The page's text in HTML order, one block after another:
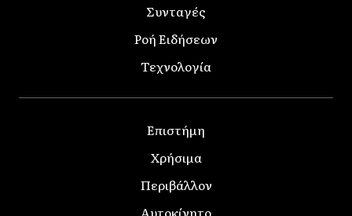
Συνταγές
Ροή Ειδήσεων
Τεχνολογία
Επιστήμη
Χρήσιμα
Περιβάλλον
Αυτοκίνητο